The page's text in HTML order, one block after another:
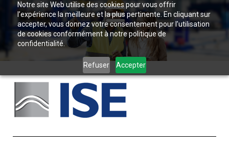
Notre site Web utilise des cookies pour vous offrir
l’expérience la meilleure et la plus pertinente. En cliquant sur
accepter, vous donnez votre consentement pour l’utilisation
de cookies conformément à notre politique de
confidentialité.
Refuser Accepter